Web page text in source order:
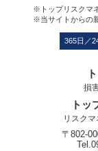
※トップリスクマ
※当サイトからの
365日／
損
トッ
リスク
〒802-